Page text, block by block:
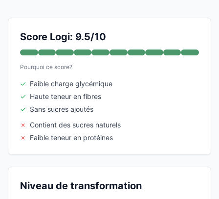
Score Logi: 9.5/10
Pourquoi ce score?
✓ Faible charge glycémique
✓ Haute teneur en fibres
✓ Sans sucres ajoutés
✗
Contient des sucres naturels
✗
Faible teneur en protéines
Niveau de transformation